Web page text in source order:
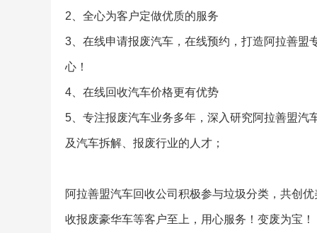
2、全心为客户定做优质的服务
3、在线申请报废汽车，在线预约，打造阿拉善盟
心！
4、在线回收汽车价格更有优势
5、专注报废汽车业务多年，深入研究阿拉善盟汽
及汽车拆解、报废行业的人才；
阿拉善盟汽车回收公司积极参与垃圾分类，共创
收报废豪华车等客户至上，用心服务！变废为宝！